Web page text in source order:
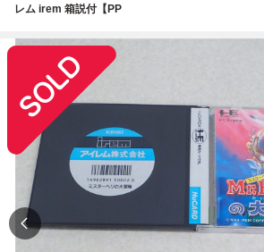
レム irem 箱説付【PP